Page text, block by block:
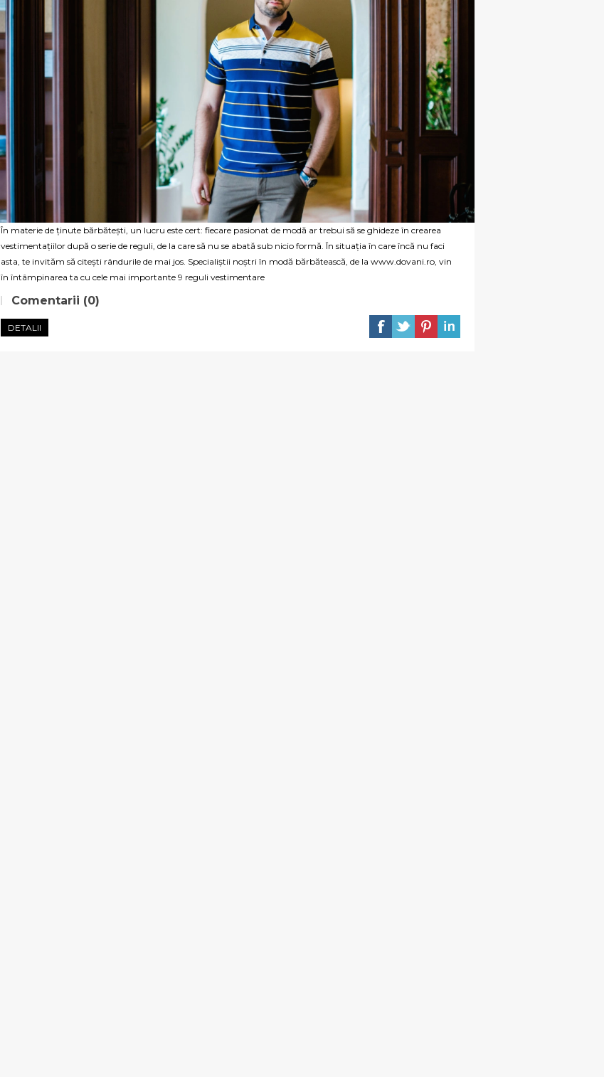
În materie de ținute bărbătești, un lucru este cert: fiecare pasionat de modă ar trebui să se ghideze în crearea
vestimentațiilor după o serie de reguli, de la care să nu se abată sub nicio formă. În situația în care încă nu faci
asta, te invităm să citești rândurile de mai jos. Specialiștii noștri în modă bărbătească, de la www.dovani.ro, vin
în întâmpinarea ta cu cele mai importante 9 reguli vestimentare
Comentarii (0)
DETALII